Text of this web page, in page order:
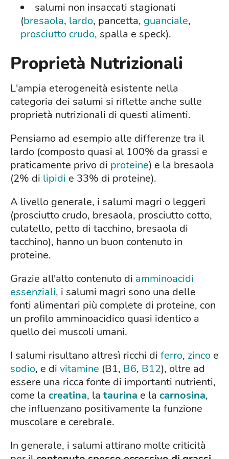
salumi non insaccati stagionati
(bresaola, lardo, pancetta, guanciale,
prosciutto crudo, spalla e speck).
Proprietà Nutrizionali
L'ampia eterogeneità esistente nella
categoria dei salumi si riflette anche sulle
proprietà nutrizionali di questi alimenti.
Pensiamo ad esempio alle differenze tra il
lardo (composto quasi al 100% da grassi e
praticamente privo di proteine) e la bresaola
(2% di lipidi e 33% di proteine).
A livello generale, i salumi magri o leggeri
(prosciutto crudo, bresaola, prosciutto cotto,
culatello, petto di tacchino, bresaola di
tacchino), hanno un buon contenuto in
proteine.
Grazie all'alto contenuto di amminoacidi
essenziali, i salumi magri sono una delle
fonti alimentari più complete di proteine, con
un profilo amminoacidico quasi identico a
quello dei muscoli umani.
I salumi risultano altresì ricchi di ferro, zinco e
sodio, e di vitamine (B1, B6, B12), oltre ad
essere una ricca fonte di importanti nutrienti,
come la creatina, la taurina e la carnosina,
che influenzano positivamente la funzione
muscolare e cerebrale.
In generale, i salumi attirano molte criticità